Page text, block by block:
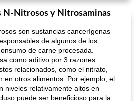
N-Nitrosos y Nitrosaminas
son sustancias cancerígenas
de algunos de los
de carne procesada.
como aditivo por 3 razones:
relacionados, como el nitrato,
en otros alimentos. Por ejemplo, el
niveles relativamente altos en
puede ser beneficioso para la